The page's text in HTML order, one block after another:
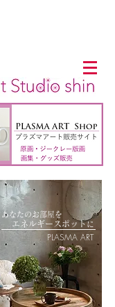
あなたのお部屋を
エネルギー スポットに
PLASMA ART